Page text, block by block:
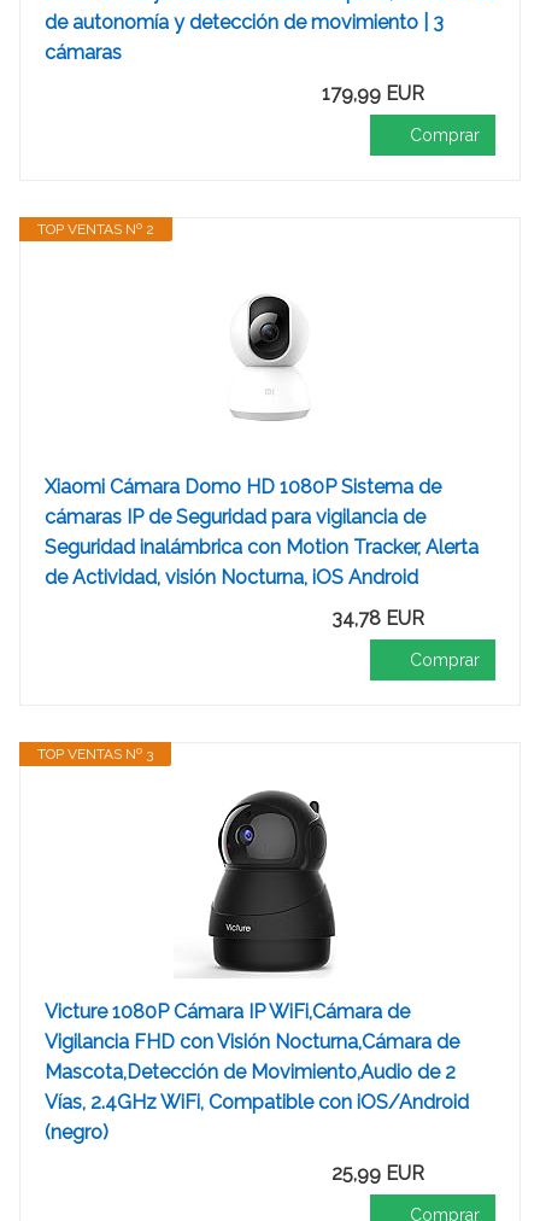
de autonomía y detección de movimiento | 3
cámaras
179,99 EUR
Comprar
TOP VENTAS Nº 2
Xiaomi Cámara Domo HD 1080P Sistema de
cámaras IP de Seguridad para vigilancia de
Seguridad inalámbrica con Motion Tracker, Alerta
de Actividad, visión Nocturna, iOS Android
34,78 EUR
Comprar
TOP VENTAS Nº 3
Victure 1080P Cámara IP WiFi,Cámara de
Vigilancia FHD con Visión Nocturna,Cámara de
Mascota,Detección de Movimiento,Audio de 2
Vías, 2.4GHz WiFi, Compatible con iOS/Android
(negro)
25,99 EUR
Comprar